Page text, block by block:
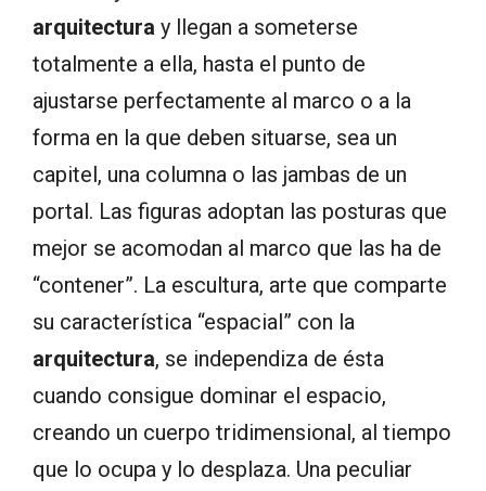
arquitectura y llegan a someterse
totalmente a ella, hasta el punto de
ajustarse perfectamente al marco o a la
forma en la que deben situarse, sea un
capitel, una columna o las jambas de un
portal. Las figuras adoptan las posturas que
mejor se acomodan al marco que las ha de
“contener”. La escultura, arte que comparte
su característica “espacial” con la
arquitectura, se independiza de ésta
cuando consigue dominar el espacio,
creando un cuerpo tridimensional, al tiempo
que lo ocupa y lo desplaza. Una peculiar